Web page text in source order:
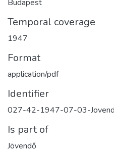
Budapest
Temporal coverage
1947
Format
application/pdf
Identifier
027-42-1947-07-03-
Is part of
Jövendő